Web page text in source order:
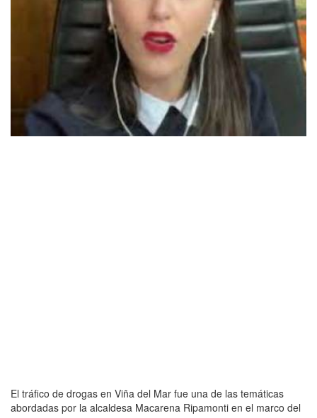
El tráfico de drogas en Viña del Mar fue una de las temáticas
abordadas por la alcaldesa Macarena Ripamonti en el marco del